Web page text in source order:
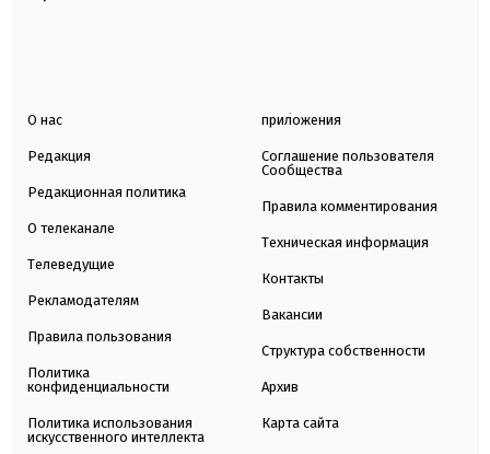
О нас
Редакция
Редакционная политика
О телеканале
Телеведущие
Рекламодателям
Правила пользования
Политика
конфиденциальности
Политика использования
искусственного интеллекта
приложения
Соглашение пользователя
Сообщества
Правила комментирования
Техническая информация
Контакты
Вакансии
Структура собственности
Архив
Карта сайта